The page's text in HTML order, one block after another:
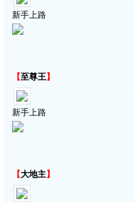
新手上路
【至尊王】
新手上路
【大地主】